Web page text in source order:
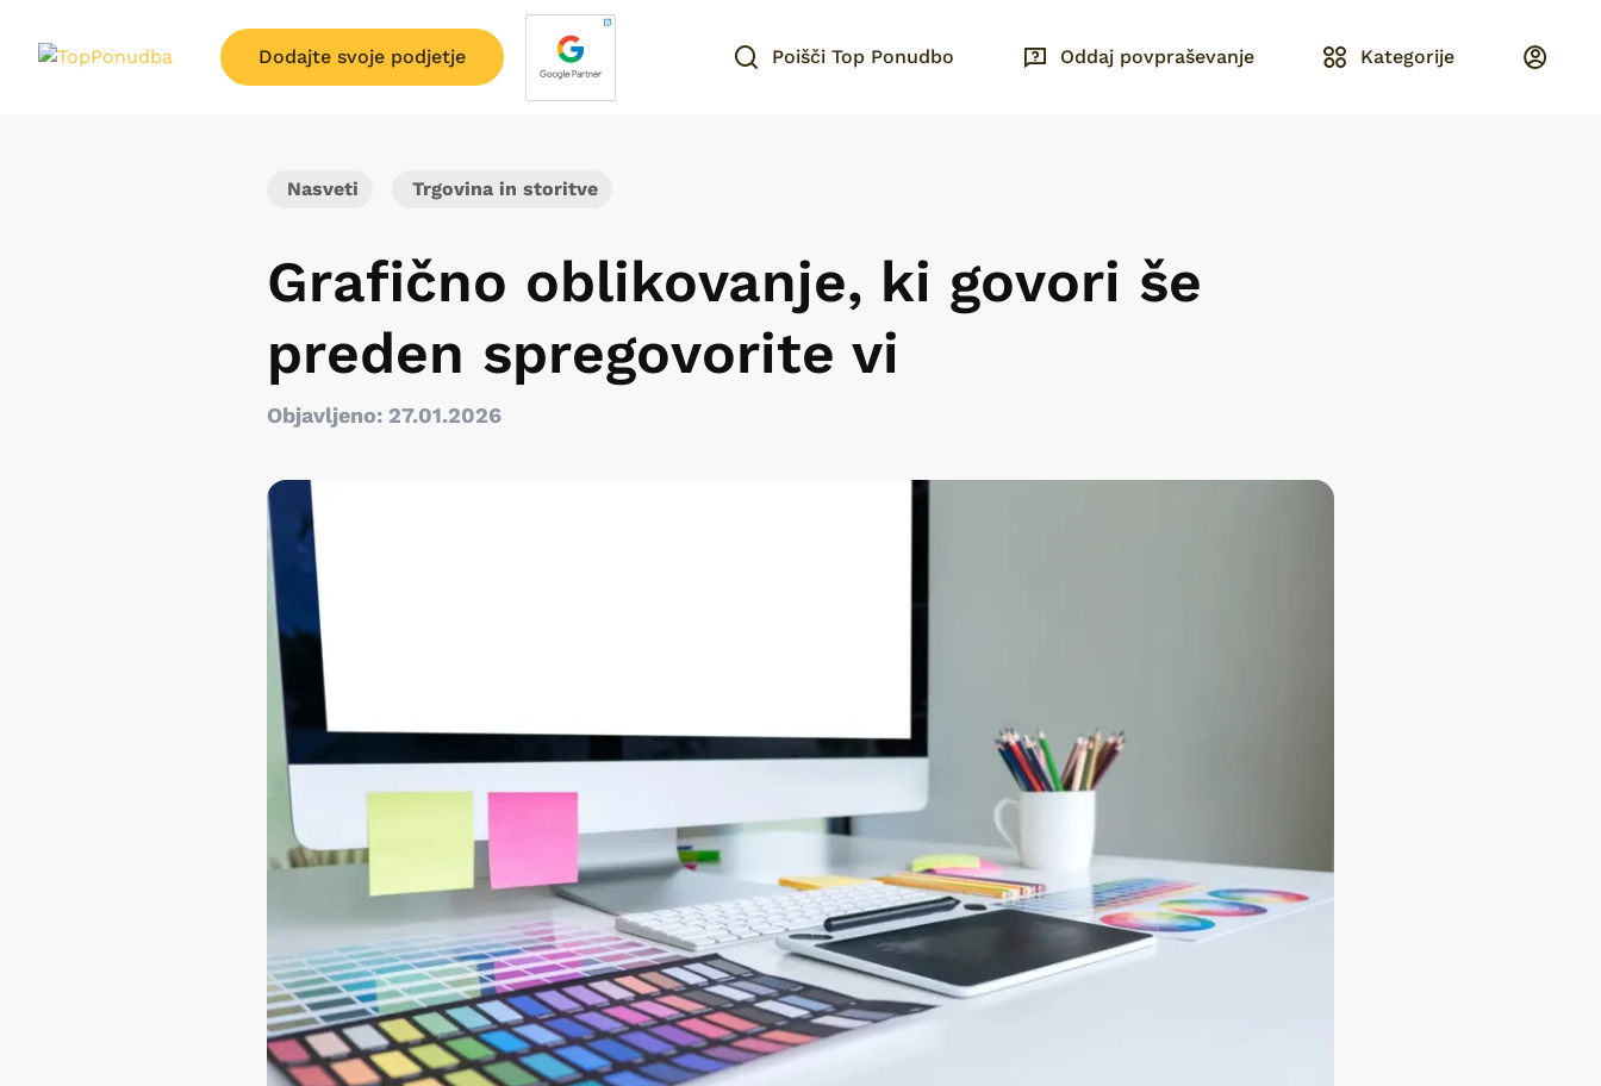
Dodajte svoje podjetje Poišči Top Ponudbo Oddaj povpraševanje Kategorije
Nasveti Trgovina in storitve
Grafično oblikovanje, ki govori še
preden spregovorite vi
Objavljeno: 27.01.2026